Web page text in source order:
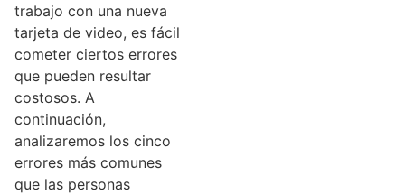
trabajo con una nueva
tarjeta de video, es fácil
cometer ciertos errores
que pueden resultar
costosos. A
continuación,
analizaremos los cinco
errores más comunes
que las personas